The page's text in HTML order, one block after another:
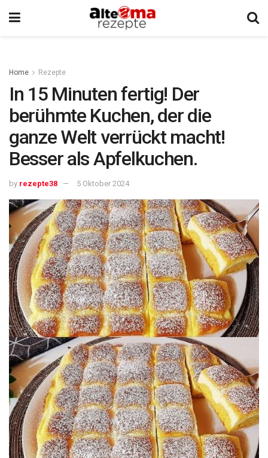
Home Rezepte
In 15 Minuten fertig! Der
berühmte Kuchen, der die
ganze Welt verrückt macht!
Besser als Apfelkuchen.
by rezepte38 5 Oktober 2024